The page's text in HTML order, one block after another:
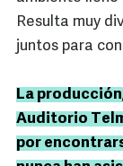
Resulta muy
juntos para
La
Auditorio
por